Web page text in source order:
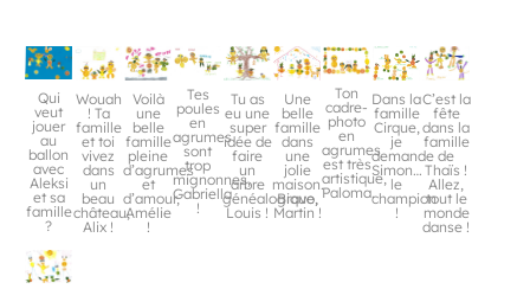
Qui
veut
jouer
au
ballon
avec
Aleksi
et sa
famille
?
Wouah
! Ta
famille
et toi
vivez
dans
un
beau
château,
Alix !
Voilà
une
belle
famille
pleine
d’agrumes
et
d’amour,
Amélie
!
Tes
poules
en
agrumes
sont
trop
mignonnes,
Gabriella
!
Tu as
eu une
super
idée de
faire
un
arbre
généalogique,
Louis !
Une
belle
famille
dans
une
jolie
maison.
Bravo,
Martin !
Ton
cadre-
photo
en
agrumes
est très
artistique,
Paloma.
Dans la
famille
Cirque,
je
demande
Simon…
le
champion
!
C’est la
fête
dans la
famille
de
Thaïs !
Allez,
tout le
monde
danse !